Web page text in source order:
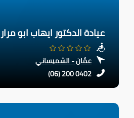
عيادة الدكتور ايهاب ابو مرار
عمّان - الشميساني
(06) 200 0402